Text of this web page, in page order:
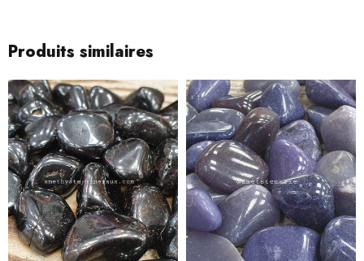
Produits similaires